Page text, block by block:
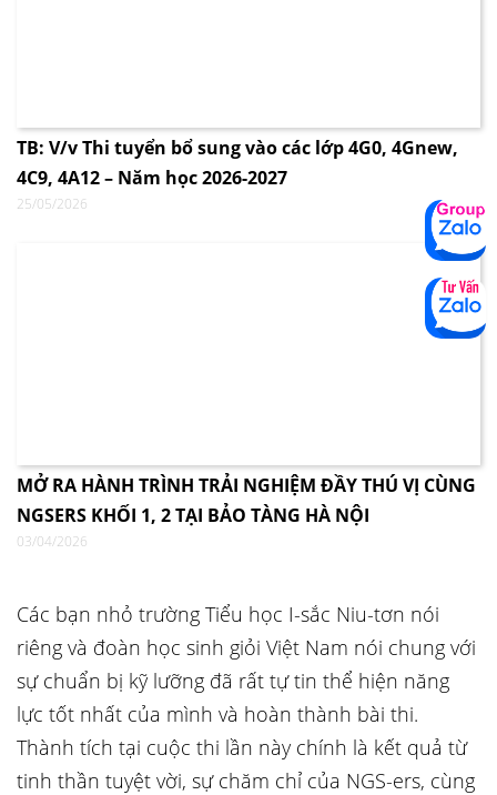
TB: V/v Thi tuyển bổ sung vào các lớp 4G0, 4Gnew,
4C9, 4A12 – Năm học 2026-2027
25/05/2026
MỞ RA HÀNH TRÌNH TRẢI NGHIỆM ĐẦY THÚ VỊ CÙNG
NGSERS KHỐI 1, 2 TẠI BẢO TÀNG HÀ NỘI
03/04/2026
Các bạn nhỏ trường Tiểu học I-sắc Niu-tơn nói
riêng và đoàn học sinh giỏi Việt Nam nói chung với
sự chuẩn bị kỹ lưỡng đã rất tự tin thể hiện năng
lực tốt nhất của mình và hoàn thành bài thi.
Thành tích tại cuộc thi lần này chính là kết quả từ
tinh thần tuyệt vời, sự chăm chỉ của NGS-ers, cùng